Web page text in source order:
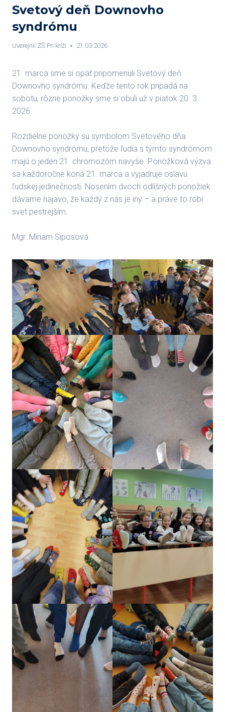
Svetový deň Downovho
syndrómu
Uverejnil ZŠ Pri kríži 21.03.2026
21. marca sme si opäť pripomenuli Svetový deň
Downovho syndrómu. Keďže tento rok pripadá na
sobotu, rôzne ponožky sme si obuli už v piatok 20. 3.
2026.
Rozdielne ponožky sú symbolom Svetového dňa
Downovho syndrómu, pretože ľudia s týmto syndrómom
majú o jeden 21. chromozóm navyše. Ponožková výzva
sa každoročne koná 21. marca a vyjadruje oslavu
ľudskej jedinečnosti. Nosením dvoch odlišných ponožiek
dávame najavo, že každý z nás je iný – a práve to robí
svet pestrejším.
Mgr. Miriam Siposová